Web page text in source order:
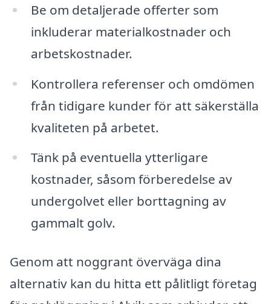
Be om detaljerade offerter som
inkluderar materialkostnader och
arbetskostnader.
Kontrollera referenser och omdömen
från tidigare kunder för att säkerställa
kvaliteten på arbetet.
Tänk på eventuella ytterligare
kostnader, såsom förberedelse av
undergolvet eller borttagning av
gammalt golv.
Genom att noggrant överväga dina
alternativ kan du hitta ett pålitligt företag